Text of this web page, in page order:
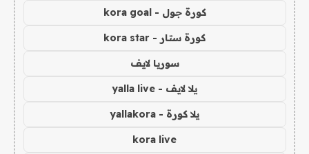
كورة جول - kora goal
كورة ستار - kora star
سوريا لايف
يلا لايف - yalla live
يلا كورة - yallakora
kora live